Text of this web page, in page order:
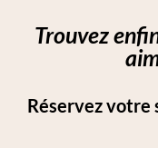
Trouvez
Réservez votre